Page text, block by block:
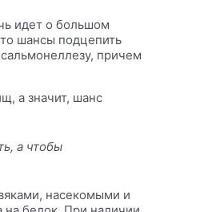
идет о большом
шансы подцепить
причем
а значит, шанс
а чтобы
насекомыми и